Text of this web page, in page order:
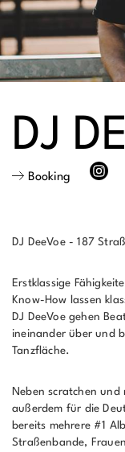
DJ
Booking
DJ DeeVoe - 187
Erstklassige
Know-How lassen
DJ DeeVoe gehen
ineinander über und
Tanzfläche.
Neben scratchen
außerdem für die
bereits mehrere #1
Straßenbande,